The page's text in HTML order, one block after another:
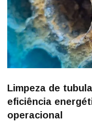
Limpeza de
eficiência
operacional